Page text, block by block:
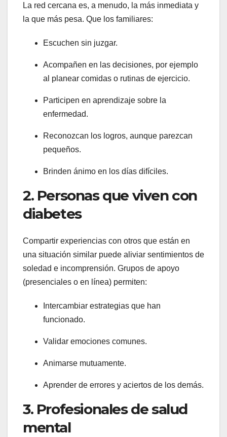
La red cercana es, a menudo, la más inmediata y
la que más pesa. Que los familiares:
Escuchen sin juzgar.
Acompañen en las decisiones, por ejemplo
al planear comidas o rutinas de ejercicio.
Participen en aprendizaje sobre la
enfermedad.
Reconozcan los logros, aunque parezcan
pequeños.
Brinden ánimo en los días difíciles.
2. Personas que viven con
diabetes
Compartir experiencias con otros que están en
una situación similar puede aliviar sentimientos de
soledad e incomprensión. Grupos de apoyo
(presenciales o en línea) permiten:
Intercambiar estrategias que han
funcionado.
Validar emociones comunes.
Animarse mutuamente.
Aprender de errores y aciertos de los demás.
3. Profesionales de salud
mental